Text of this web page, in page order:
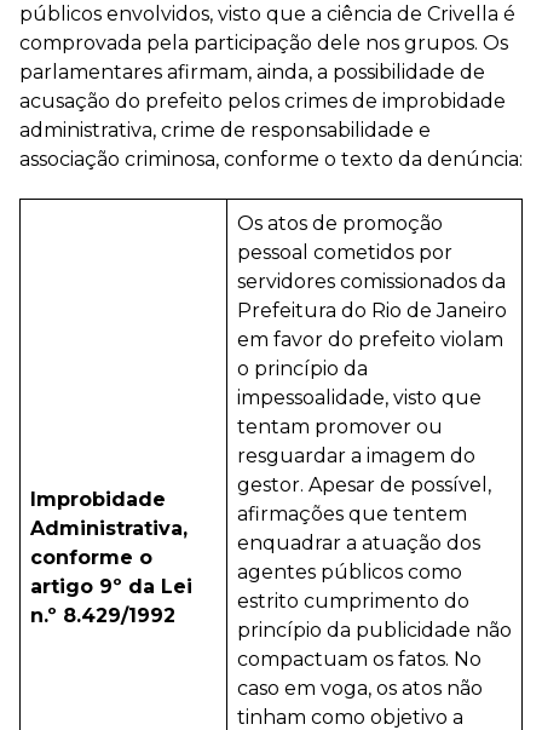
públicos envolvidos, visto que a ciência de Crivella é
comprovada pela participação dele nos grupos. Os
parlamentares afirmam, ainda, a possibilidade de
acusação do prefeito pelos crimes de improbidade
administrativa, crime de responsabilidade e
associação criminosa, conforme o texto da denúncia:
Improbidade
Administrativa,
conforme o
artigo 9º da Lei
n.º 8.429/1992
Os atos de promoção
pessoal cometidos por
servidores comissionados da
Prefeitura do Rio de Janeiro
em favor do prefeito violam
o princípio da
impessoalidade, visto que
tentam promover ou
resguardar a imagem do
gestor. Apesar de possível,
afirmações que tentem
enquadrar a atuação dos
agentes públicos como
estrito cumprimento do
princípio da publicidade não
compactuam os fatos. No
caso em voga, os atos não
tinham como objetivo a